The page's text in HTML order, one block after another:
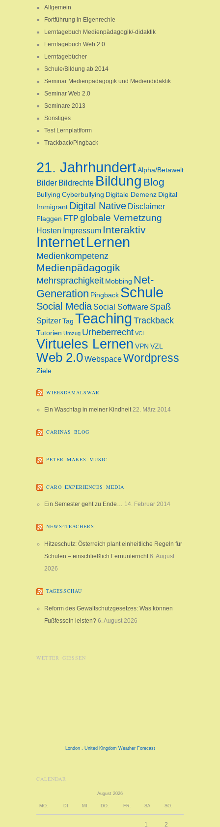
Allgemein
Fortführung in Eigenrechie
Lerntagebuch Medienpädagogik/-didaktik
Lerntagebuch Web 2.0
Lerntagebücher
Schule/Bildung ab 2014
Seminar Medienpädagogik und Mediendidaktik
Seminar Web 2.0
Seminare 2013
Sonstiges
Test Lernplattform
Trackback/Pingback
21. JahrhundertAlpha/Betawelt
Bilder Bildrechte Bildung Blog
Bullying Cyberbullying Digitale Demenz Digital
Immigrant Digital Native Disclaimer
Flaggen FTP globale Vernetzung
Hosten Impressum Interaktiv
InternetLernen
Medienkompetenz
Medienpädagogik
Mehrsprachigkeit Mobbing Net-
Generation Pingback Schule
Social Media Social Software Spaß
SpitzerTag Teaching Trackback
Tutorien Umzug Urheberrecht VCL
Virtueles Lernen VPN VZL
Web 2.0WebspaceWordpress
Ziele
WIEESDAMALSWAR
Ein Waschtag in meiner Kindheit 22. März 2014
CARINAS BLOG
PETER MAKES MUSIC
CARO EXPERIENCES MEDIA
Ein Semester geht zu Ende… 14. Februar 2014
NEWS4TEACHERS
Hitzeschutz: Österreich plant einheitliche Regeln für
Schulen – einschließlich Fernunterricht 6. August
2026
TAGESSCHAU
Reform des Gewaltschutzgesetzes: Was können
Fußfesseln leisten? 6. August 2026
WETTER GIESSEN
London , United Kingdom Weather Forecast
CALENDAR
August 2026
MO. DI. MI. DO. FR. SA. SO.
1 2